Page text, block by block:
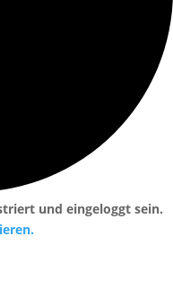
und eingeloggt sein.